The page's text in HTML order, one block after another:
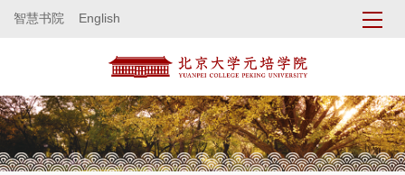
智慧书院 English